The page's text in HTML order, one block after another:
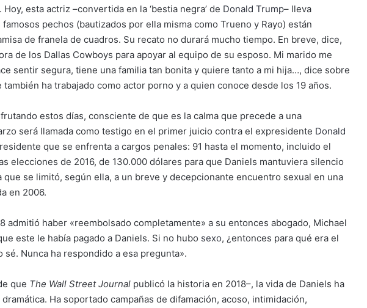
esta actriz –convertida en la ‘bestia negra’ de Donald Trump– lleva
pechos (bautizados por ella misma como Trueno y Rayo) están
de franela de cuadros. Su recato no durará mucho tiempo. En breve, dice,
de los Dallas Cowboys para apoyar al equipo de su esposo. Mi marido me
sentir segura, tiene una familia tan bonita y quiere tanto a mi hija…, dice sobre
ha trabajado como actor porno y a quien conoce desde los 19 años.
estos días, consciente de que es la calma que precede a una
será llamada como testigo en el primer juicio contra el expresidente Donald
que se enfrenta a cargos penales: 91 hasta el momento, incluido el
elecciones de 2016, de 130.000 dólares para que Daniels mantuviera silencio
que se limitó, según ella, a un breve y decepcionante encuentro sexual en una
en 2006.
admitió haber «reembolsado completamente» a su entonces abogado, Michael
este le había pagado a Daniels. Si no hubo sexo, ¿entonces para qué era el
Nunca ha respondido a esa pregunta».
que The Wall Street Journal publicó la historia en 2018–, la vida de Daniels ha
Ha soportado campañas de difamación, acoso, intimidación,